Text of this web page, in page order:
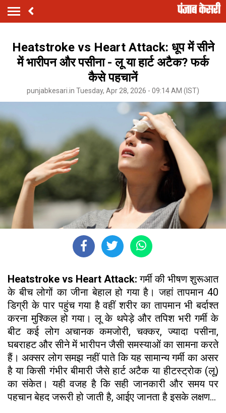
Heatstroke vs Heart Attack: धूप में सीने
में भारीपन और पसीना - लू या हार्ट अटैक? फर्क
कैसे पहचानें
punjabkesari.in Tuesday, Apr 28, 2026 - 09:14 AM (IST)
Heatstroke vs Heart Attack:गर्मी की भीषण शुरूआत
के बीच लोगों का जीना बेहाल हो गया है। जहां तापमान 40
डिग्री के पार पहुंच गया है वहीं शरीर का तापमान भी बर्दाश्त
करना मुश्किल हो गया। लू के थपेड़े और तपिश भरी गर्मी के
बीट कई लोग अचानक कमजोरी, चक्कर, ज्यादा पसीना,
घबराहट और सीने में भारीपन जैसी समस्याओं का सामना करते
हैं। अक्सर लोग समझ नहीं पाते कि यह सामान्य गर्मी का असर
है या किसी गंभीर बीमारी जैसे हार्ट अटैक या हीटस्ट्रोक (लू)
का संकेत। यही वजह है कि सही जानकारी और समय पर
पहचान बेहद जरूरी हो जाती है, आईए जानता है इसके लक्षण...